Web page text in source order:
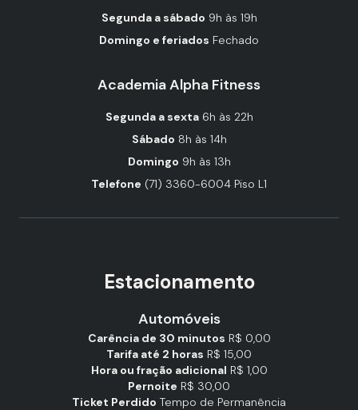
Segunda a sábado 9h às 19h
Domingo e feriados Fechado
Academia Alpha Fitness
Segunda a sexta 6h às 22h
Sábado 8h às 14h
Domingo 9h às 13h
Telefone (71) 3360-6004 Piso L1
Estacionamento
Automóveis
Carência de 30 minutos R$ 0,00
Tarifa até 2 horas R$ 15,00
Hora ou fração adicional R$ 1,00
Pernoite R$ 30,00
Ticket Perdido Tempo de Permanência